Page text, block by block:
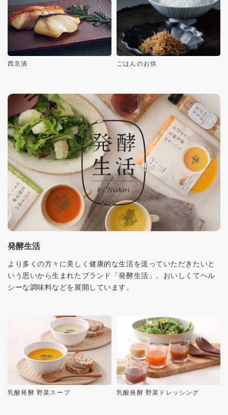
西京漬 ごはんのお供
発酵生活
より多くの方々に美しく健康的な生活を送っていただきたいと
いう思いから生まれたブランド「発酵生活」。おいしくてヘル
シーな調味料などを展開しています。
乳酸発酵 野菜スープ 乳酸発酵 野菜ドレッシング